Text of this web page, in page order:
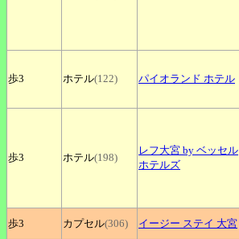
歩3 ホテル(122) パイオランド ホテル
歩3 ホテル(198)
レフ大宮 by ベッセル
ホテルズ
歩3
カプセル(306) イージー ステイ 大宮